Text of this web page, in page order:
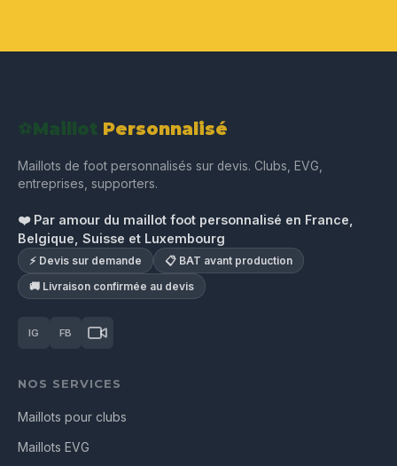
⚽Maillot Personnalisé
Maillots de foot personnalisés sur devis. Clubs, EVG,
entreprises, supporters.
❤️ Par amour du maillot foot personnalisé en France,
Belgique, Suisse et Luxembourg
⚡ Devis sur demande
📋 BAT avant production
🚚 Livraison confirmée au devis
IG FB
NOS SERVICES
Maillots pour clubs
Maillots EVG